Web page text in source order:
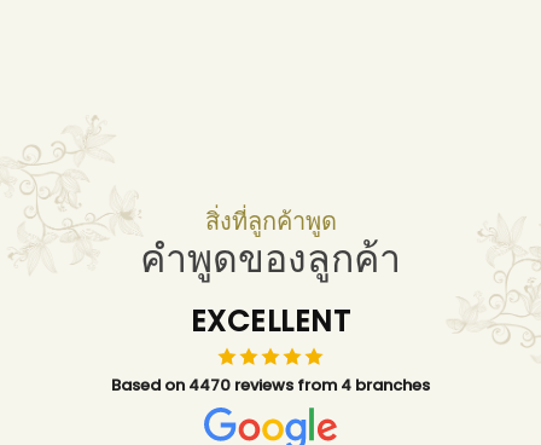
สิ่งที่ลูกค้าพูด
คําพูดของลูกค้า
EXCELLENT
Based on 4470 reviews from 4 branches